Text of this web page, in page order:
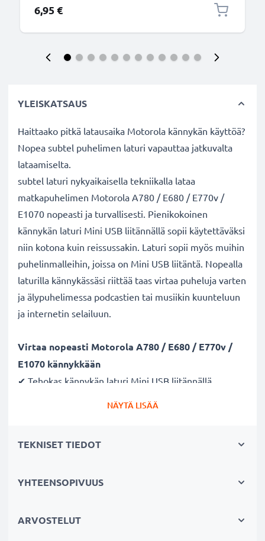
6,95 €
YLEISKATSAUS
Haittaako pitkä latausaika Motorola kännykän käyttöä?
Nopea subtel puhelimen laturi vapauttaa jatkuvalta
lataamiselta.
subtel laturi nykyaikaisella tekniikalla lataa
matkapuhelimen Motorola A780 / E680 / E770v /
E1070 nopeasti ja turvallisesti. Pienikokoinen
kännykän laturi Mini USB liitännällä sopii käytettäväksi
niin kotona kuin reissussakin. Laturi sopii myös muihin
puhelinmalleihin, joissa on Mini USB liitäntä. Nopealla
laturilla kännykässäsi riittää taas virtaa puheluja varten
ja älypuhelimessa podcastien tai musiikin kuunteluun
ja internetin selailuun.
Virtaa nopeasti Motorola A780 / E680 / E770v /
E1070 kännykkään
✔ Tehokas kännykän laturi Mini USB liitännällä
✔ Hellävarainen ja turvallinen lataus - moderni
NÄYTÄ LISÄÄ
TEKNISET TIEDOT
YHTEENSOPIVUUS
ARVOSTELUT